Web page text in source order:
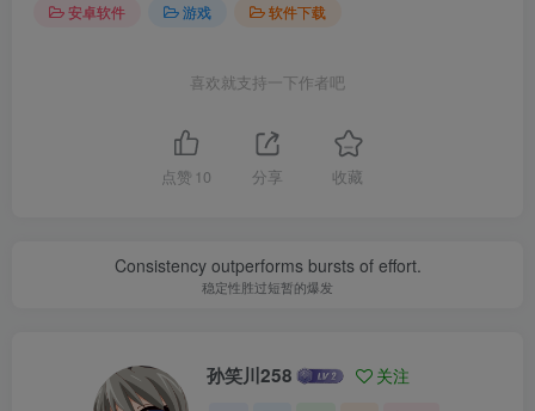
安卓软件
游戏 软件下载
喜欢就支持一下作者吧
点赞 10 分享 收藏
Consistency outperforms bursts of effort.
稳定性胜过短暂的爆发
孙笑川258 关注